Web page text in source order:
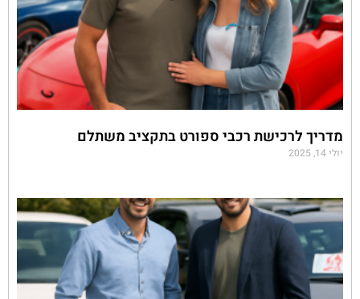
מדריך לרכישת רכבי ספורט בתקציב משתלם
יולי 14, 2025